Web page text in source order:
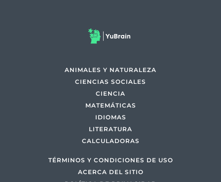
ANIMALES Y NATURALEZA
CIENCIAS SOCIALES
CIENCIA
MATEMÁTICAS
IDIOMAS
LITERATURA
CALCULADORAS
TÉRMINOS Y CONDICIONES DE USO
ACERCA DEL SITIO